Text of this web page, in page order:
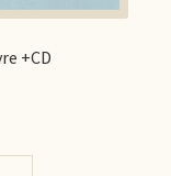
+CD